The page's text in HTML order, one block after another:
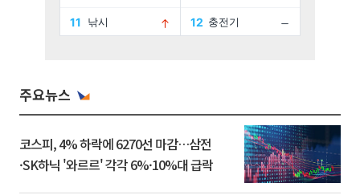
주요뉴스
코스피, 4% 하락에 6270선 마감…삼전
·SK하닉 '와르르' 각각 6%·10%대 급락